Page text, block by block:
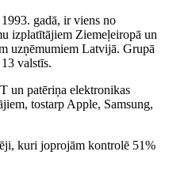
gadā, ir viens no
izplatītājiem Ziemeļeiropā un
uzņēmumiem Latvijā. Grupā
valstīs.
un patēriņa elektronikas
tostarp Apple, Samsung,
kuri joprojām kontrolē 51%